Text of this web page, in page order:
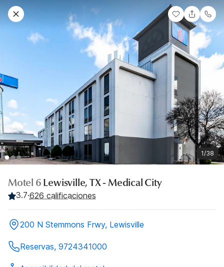
1/38
Motel 6 Lewisville, TX - Medical City
3.7·626 calificaciones
200 N Stemmons Frwy, Lewisville
Reservas, 9724341000